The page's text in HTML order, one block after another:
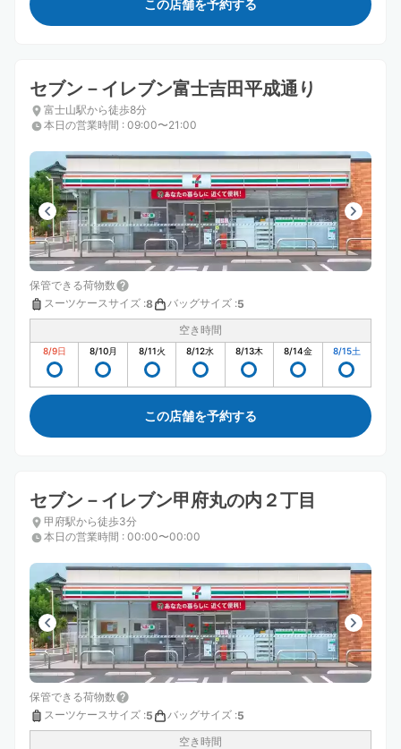
この店舗を予約する
セブン－イレブン富士吉田平成通り
富士山駅から徒歩8分
本日の営業時間 : 09:00〜21:00
保管できる荷物数
スーツケースサイズ :8 バッグサイズ :5
空き時間
8/9日 8/10月 8/11火 8/12水 8/13木 8/14金 8/15土
この店舗を予約する
セブン－イレブン甲府丸の内２丁目
甲府駅から徒歩3分
本日の営業時間 : 00:00〜00:00
保管できる荷物数
スーツケースサイズ :5 バッグサイズ :5
空き時間